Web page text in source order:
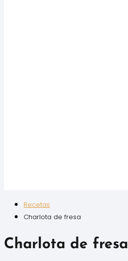
Recetas
Charlota de fresa
Charlota de fresa